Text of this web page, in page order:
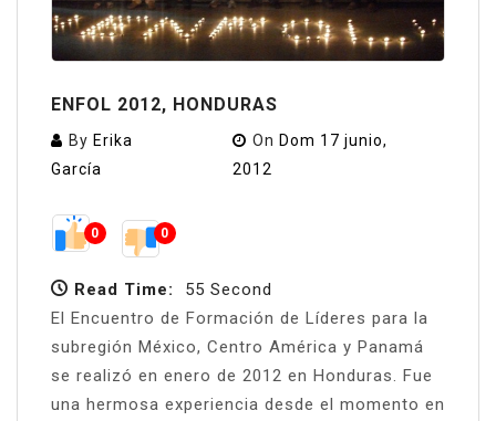
ENFOL 2012, HONDURAS
By Erika
García
On Dom 17 junio,
2012
0 0
Read Time:
55 Second
El Encuentro de Formación de Líderes para la
subregión México, Centro América y Panamá
se realizó en enero de 2012 en Honduras. Fue
una hermosa experiencia desde el momento en